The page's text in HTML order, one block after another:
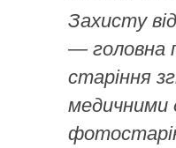
Захисту
— головна
старіння
медичними